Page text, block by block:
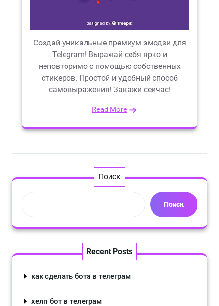
Создай уникальные премиум эмодзи для
Telegram! Выражай себя ярко и
неповторимо с помощью собственных
стикеров. Простой и удобный способ
самовыражения! Закажи сейчас!
Read More
Поиск
Поиск
Recent Posts
как сделать бота в телеграм
хелп бот в телеграм